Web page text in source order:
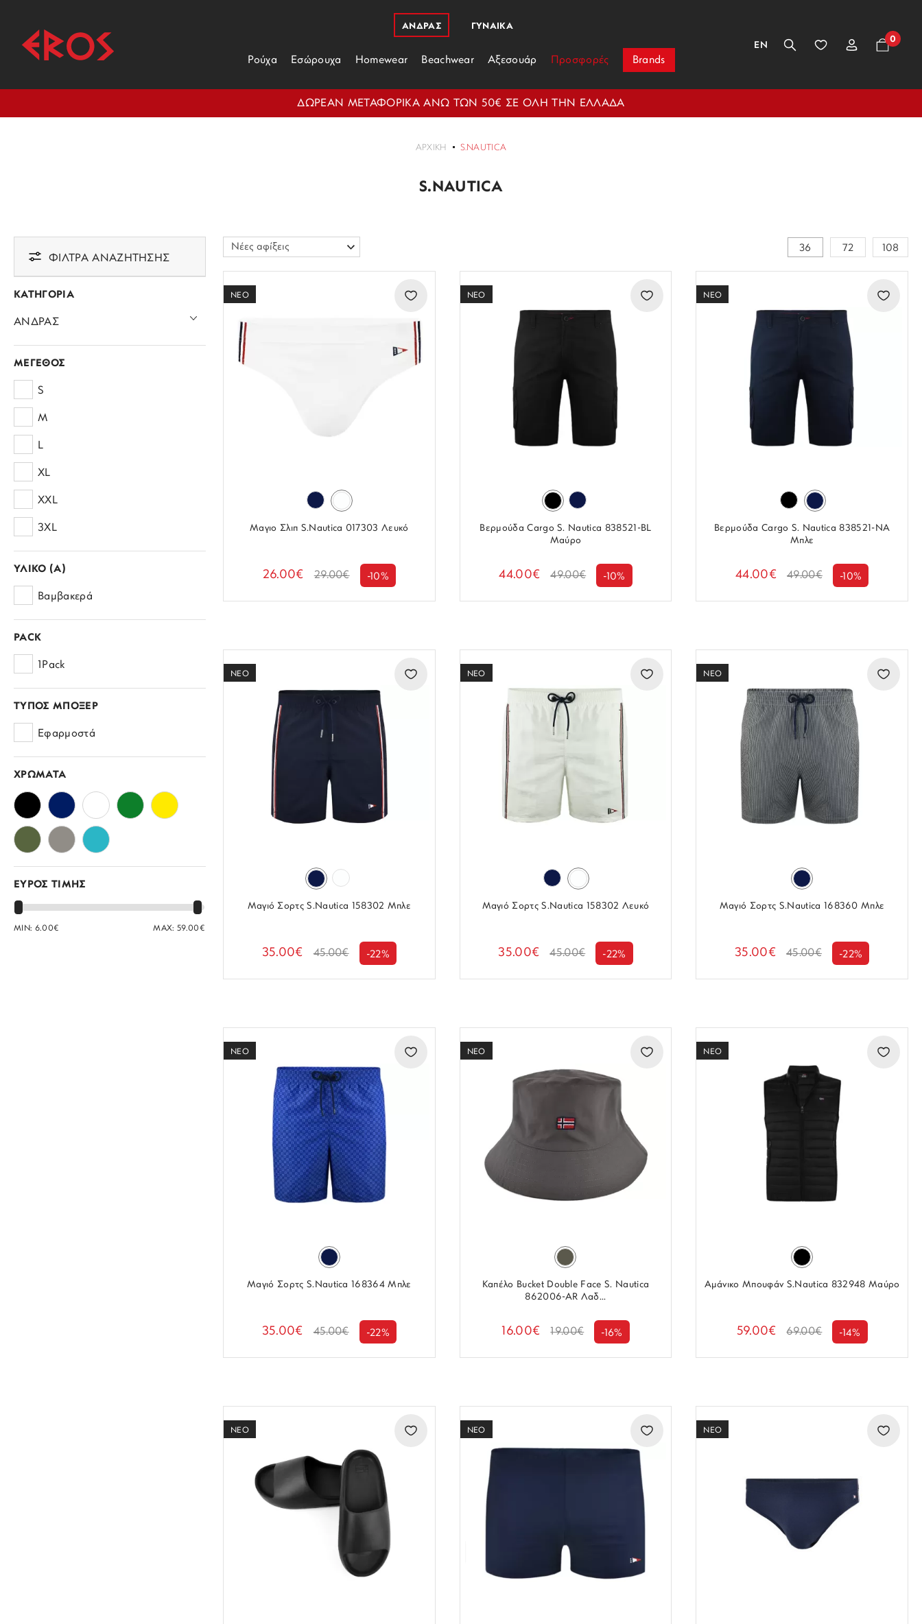
ΑΝΔΡΑΣ
Ρούχα Εσώρουχα Homewear Beachwear Αξεσουάρ Προσφορές Brands
ΓΥΝΑΙΚΑ
EN
0
ΔΩΡΕΑΝ ΜΕΤΑΦΟΡΙΚΑ ΑΝΩ ΤΩΝ 50€ ΣΕ ΟΛΗ ΤΗΝ ΕΛΛΑΔΑ
ΑΡΧΙΚΗ S.NAUTICA
S.NAUTICA
ΦΙΛΤΡΑ ΑΝΑΖΗΤΗΣΗΣ
ΚΑΤΗΓΟΡΙΑ
ΑΝΔΡΑΣ
Ρούχα
Βερμούδες
Beachwear
ΜΕΓΕΘΟΣ
S
M
L
XL
XXL
3XL
46
50
41/42
43/44
45/46
ΥΛΙΚΟ (A)
Βαμβακερά
PACK
1Pack
ΤΥΠΟΣ ΜΠΟΞΕΡ
Εφαρμοστά
ΧΡΩΜΑΤΑ
ΕΥΡΟΣ ΤΙΜΗΣ
MIN: 6.00€ MAX: 59.00€
36 72 108
ΝΕΟ
Μαγιο Σλιπ S.Nautica 017303 Λευκό
26.00€ 29.00€ -10%
ΝΕΟ
Βερμούδα Cargo S. Nautica 838521-BL
Μαύρο
44.00€ 49.00€ -10%
ΝΕΟ
Βερμούδα Cargo S. Nautica 838521-NA
Μπλε
44.00€ 49.00€ -10%
ΝΕΟ
Μαγιό Σορτς S.Nautica 158302 Μπλε
35.00€ 45.00€ -22%
ΝΕΟ
Μαγιό Σορτς S.Nautica 158302 Λευκό
35.00€ 45.00€ -22%
ΝΕΟ
Μαγιό Σορτς S.Nautica 168360 Μπλε
35.00€ 45.00€ -22%
ΝΕΟ
Μαγιό Σορτς S.Nautica 168364 Μπλε
35.00€ 45.00€ -22%
ΝΕΟ
Καπέλο Bucket Double Face S. Nautica
862006-AR Λαδ...
16.00€ 19.00€ -16%
ΝΕΟ
Αμάνικο Μπουφάν S.Nautica 832948 Μαύρο
59.00€ 69.00€ -14%
ΝΕΟ ΝΕΟ ΝΕΟ